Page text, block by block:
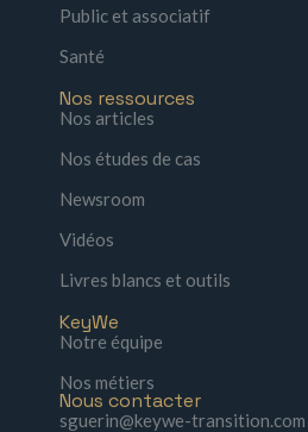
Public et associatif
Santé
Nos ressources
Nos articles
Nos études de cas
Newsroom
Vidéos
Livres blancs et outils
KeyWe
Notre équipe
Nos métiers
Nous contacter
sguerin@keywe-transition.com